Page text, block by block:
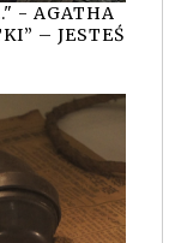
- AGATHA
– JESTEŚ